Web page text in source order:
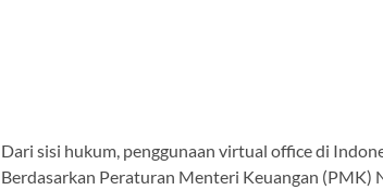
Dari sisi hukum, penggunaan virtual office di
Berdasarkan Peraturan Menteri Keuangan (PMK)